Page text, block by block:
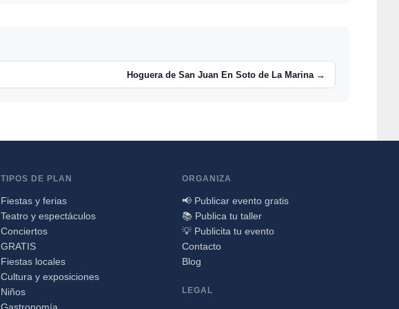
Hoguera de San Juan En Soto de La Marina →
TIPOS DE PLAN
Fiestas y ferias
Teatro y espectáculos
Conciertos
GRATIS
Fiestas locales
Cultura y exposiciones
Niños
ORGANIZA
📢 Publicar evento gratis
📚 Publica tu taller
💡 Publicita tu evento
Contacto
Blog
LEGAL